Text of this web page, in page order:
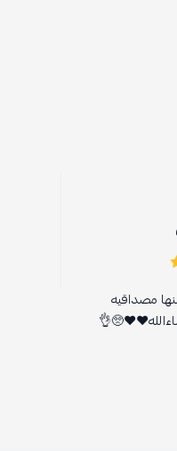
مصداقيه